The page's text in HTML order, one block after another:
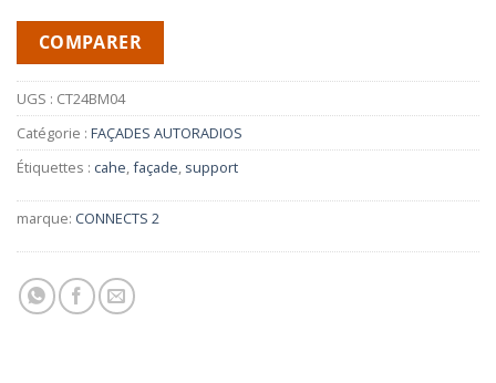
COMPARER
UGS : CT24BM04
Catégorie : FAÇADES AUTORADIOS
Étiquettes : cahe,façade, support
marque: CONNECTS 2